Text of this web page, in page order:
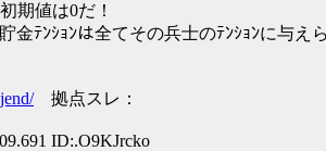
期値は0だ！
金ﾃﾝｼｮﾝは全てその兵士のﾃﾝｼｮﾝに与え
拠点スレ：
ID:.O9KJrcko